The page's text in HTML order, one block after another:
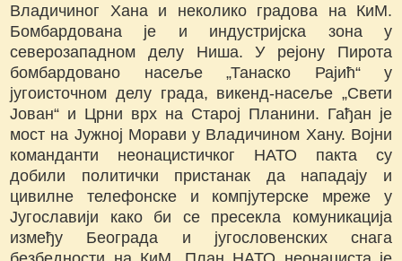
Владичиног Хана и неколико градова на КиМ.
Бомбардована је и индустријска зона у
северозападном делу Ниша. У рејону Пирота
бомбардовано насеље „Танаско Рајић“ у
југоисточном делу града, викенд-насеље „Свети
Јован“ и Црни врх на Старој Планини. Гађан је
мост на Јужној Морави у Владичином Хану. Војни
команданти неонацистичког НАТО пакта су
добили политички пристанак да нападају и
цивилне телефонске и компјутерске мреже у
Југославији како би се пресекла комуникација
између Београда и југословенских снага